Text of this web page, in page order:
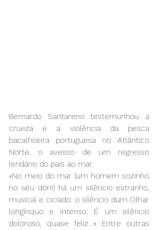
Bernardo Santareno testemunhou a
crueza e a violência da pesca
bacalhoeira portuguesa no Atlântico
Norte, o avesso de um regresso
lendário do país ao mar.
«No meio do mar (um homem sozinho
no seu dóri!) há um silêncio estranho,
musical e ciciado: o silêncio dum Olhar
longínquo e intenso. É um silêncio
doloroso, quase feliz…» Entre outras